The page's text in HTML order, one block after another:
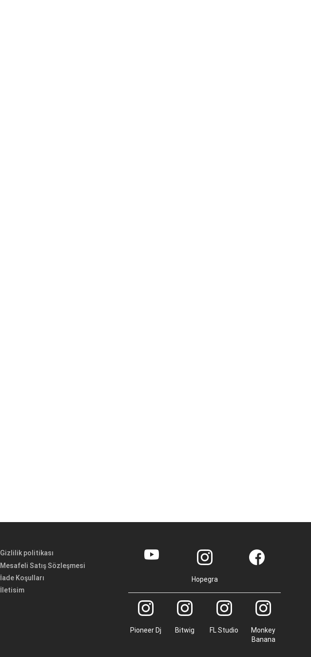
Gizlilik politikası
Mesafeli Satış Sözleşmesi
İade Koşulları
İletisim
Hopegra
Pioneer Dj Bitwig FL Studio
Monkey
Banana